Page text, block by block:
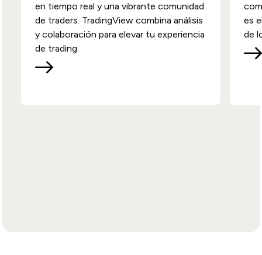
en tiempo real y una vibrante comunidad
de traders. TradingView combina análisis
y colaboración para elevar tu experiencia
de trading.
es
de